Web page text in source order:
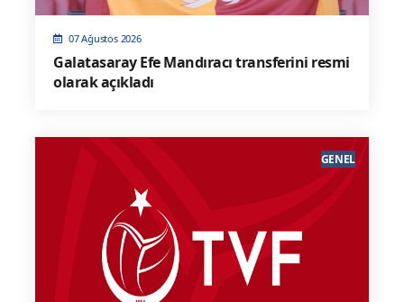
07 Ağustos 2026
Galatasaray Efe Mandıracı transferini resmi
olarak açıkladı
GENEL